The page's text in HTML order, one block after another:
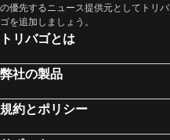
の優先するニュース提供元としてトリバ
ゴを追加しましょう。
トリバゴとは
弊社の製品
規約とポリシー